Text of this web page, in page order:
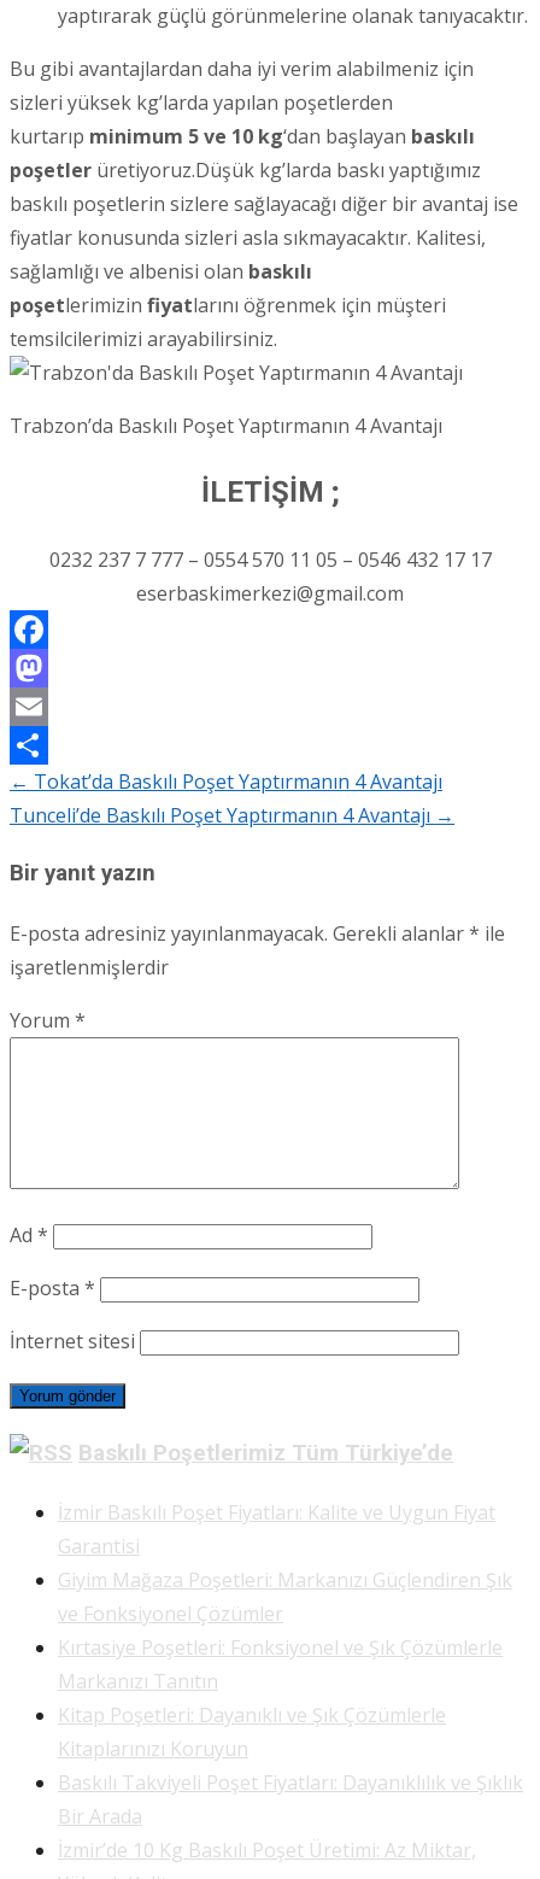
yaptırarak güçlü görünmelerine olanak tanıyacaktır.
Bu gibi avantajlardan daha iyi verim alabilmeniz için
sizleri yüksek kg’larda yapılan poşetlerden
kurtarıp minimum 5 ve 10 kg‘dan başlayan baskılı
poşetler üretiyoruz.Düşük kg’larda baskı yaptığımız
baskılı poşetlerin sizlere sağlayacağı diğer bir avantaj ise
fiyatlar konusunda sizleri asla sıkmayacaktır. Kalitesi,
sağlamlığı ve albenisi olan baskılı
poşetlerimizin fiyatlarını öğrenmek için müşteri
temsilcilerimizi arayabilirsiniz.
Trabzon’da Baskılı Poşet Yaptırmanın 4 Avantajı
İLETİŞİM ;
0232 237 7 777 – 0554 570 11 05 – 0546 432 17 17
eserbaskimerkezi@gmail.com
Facebook
Mastodon
Email
Share
Post
← Tokat’da Baskılı Poşet Yaptırmanın 4 Avantajı
Tunceli’de Baskılı Poşet Yaptırmanın 4 Avantajı →
Bir yanıt yazın
E-posta adresiniz yayınlanmayacak. Gerekli alanlar* ile
işaretlenmişlerdir
Yorum *
Ad *
E-posta *
İnternet sitesi
Baskılı Poşetlerimiz Tüm Türkiye’de
İzmir Baskılı Poşet Fiyatları: Kalite ve Uygun Fiyat
Garantisi
Giyim Mağaza Poşetleri: Markanızı Güçlendiren Şık
ve Fonksiyonel Çözümler
Kırtasiye Poşetleri: Fonksiyonel ve Şık Çözümlerle
Markanızı Tanıtın
Kitap Poşetleri: Dayanıklı ve Şık Çözümlerle
Kitaplarınızı Koruyun
Baskılı Takviyeli Poşet Fiyatları: Dayanıklılık ve Şıklık
Bir Arada
İzmir’de 10 Kg Baskılı Poşet Üretimi: Az Miktar,